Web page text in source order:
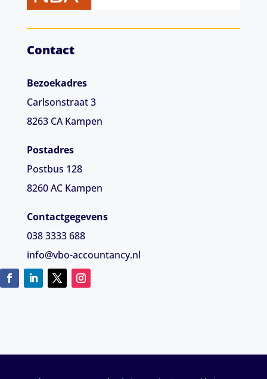
Contact
Bezoekadres
Carlsonstraat 3
8263 CA Kampen
Postadres
Postbus 128
8260 AC Kampen
Contactgegevens
038 3333 688
info@vbo-accountancy.nl